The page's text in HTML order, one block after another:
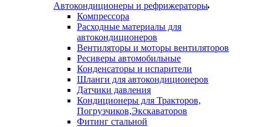
Автокондиционеры и рефрижераторы
Компрессора
Расходные материалы для
автокондиционеров
Вентиляторы и моторы вентиляторов
Ресиверы автомобильные
Конденсаторы и испарители
Шланги для автокондиционеров
Датчики давления
Кондиционеры для Тракторов,
Погрузчиков,Экскаваторов
Фитинг стальной